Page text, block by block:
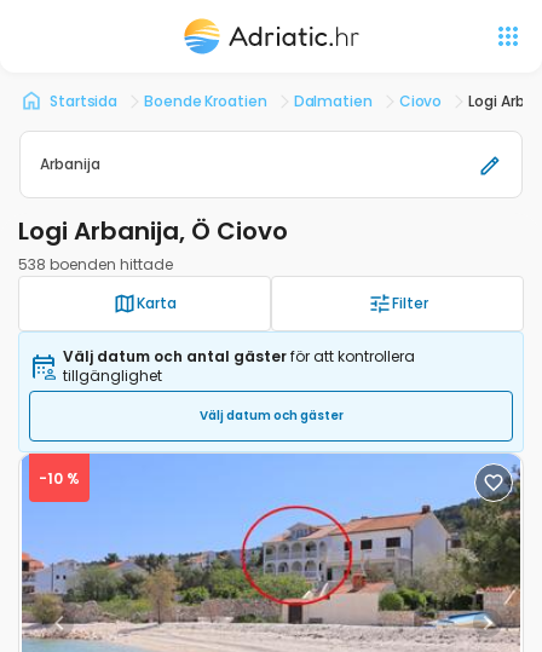
Startsida Boende Kroatien Dalmatien Ciovo Logi
Arbanija
Logi Arbanija, Ö Ciovo
538 boenden hittade
Karta
Filter
Välj datum och antal gästerför att kontrollera
tillgänglighet
Välj datum och gäster
Previous Next
-10 %